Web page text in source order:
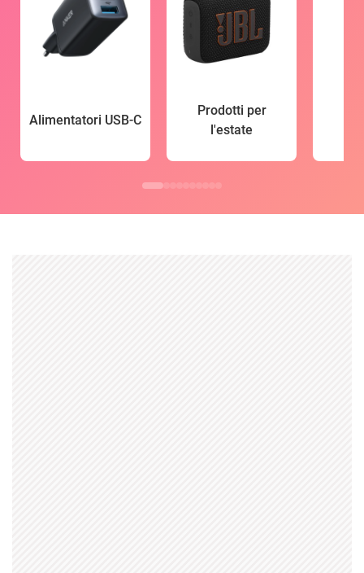
Alimentatori USB-C
Prodotti per
l'estate